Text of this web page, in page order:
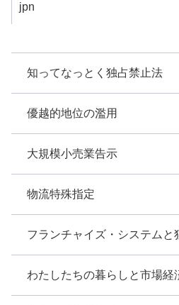
知ってなっとく独占禁止法
優越的地位の濫用
大規模小売業告示
物流特殊指定
フランチャイズ・システムと
わたしたちの暮らしと市場経
jpn